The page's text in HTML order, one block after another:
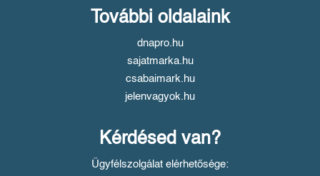
További oldalaink
dnapro.hu
sajatmarka.hu
csabaimark.hu
jelenvagyok.hu
Kérdésed van?
Ügyfélszolgálat elérhetősége: